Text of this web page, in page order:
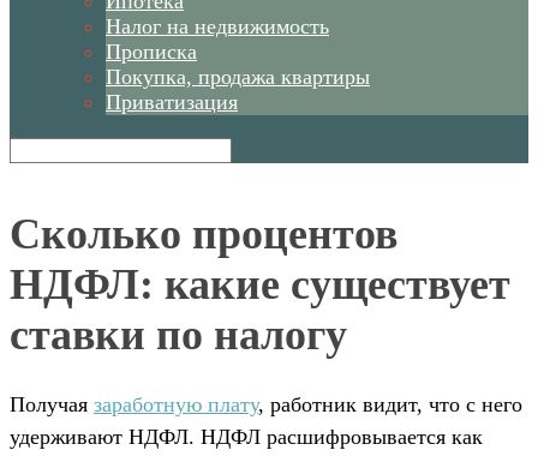
Налог на недвижимость
Прописка
Покупка, продажа квартиры
Приватизация
Сколько процентов
НДФЛ: какие существует
ставки по налогу
Получая заработную плату, работник видит, что с него
удерживают НДФЛ. НДФЛ расшифровывается как